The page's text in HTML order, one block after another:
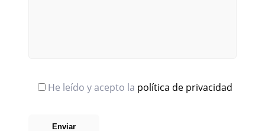
He leído y acepto la política de privacidad